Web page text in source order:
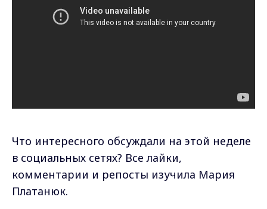
Что интересного обсуждали на этой неделе
в социальных сетях? Все лайки,
комментарии и репосты изучила Мария
Платанюк.